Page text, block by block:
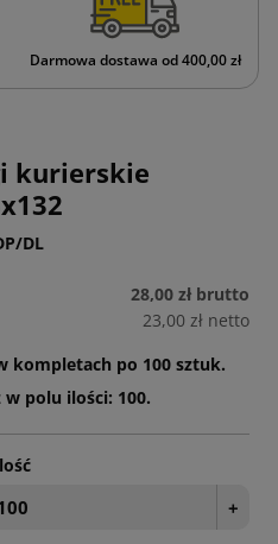
Darmowa dostawa od 400,00 zł
kurierskie
DL
28,00 zł brutto
23,00 zł netto
kompletach po 100 sztuk.
polu ilości: 100.
+